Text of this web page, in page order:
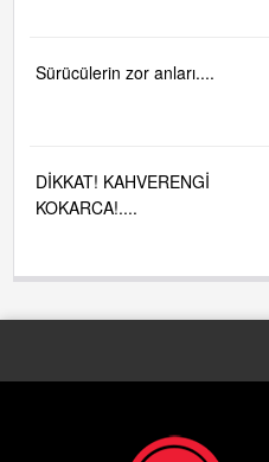
Sürücülerin zor anları....
DİKKAT! KAHVERENGİ
KOKARCA!....